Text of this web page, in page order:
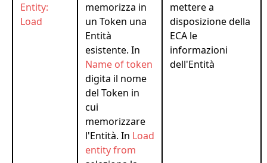
Entity:
Load
memorizza in
un Token una
Entità
esistente. In
Name of token
digita il nome
del Token in
cui
memorizzare
l'Entità. In Load
entity from
mettere a
disposizione della
ECA le
informazioni
dell'Entità